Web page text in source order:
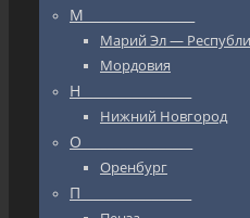
М_________________
Марий Эл —
Мордовия
Н_________________
Нижний Новгород
О_________________
Оренбург
П_________________